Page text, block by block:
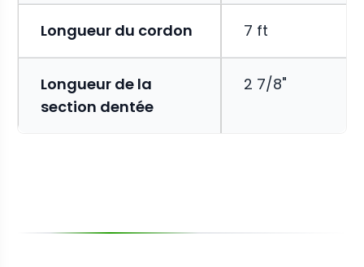
Longueur du cordon 7 ft
Longueur de la
section dentée
2 7/8"